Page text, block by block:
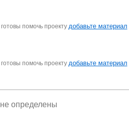
помочь проекту добавьте материал
помочь проекту добавьте материал
определены